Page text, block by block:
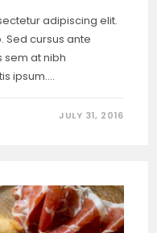
adipiscing elit.
Sed cursus ante
sem at nibh
ipsum.…
JULY 31, 2016